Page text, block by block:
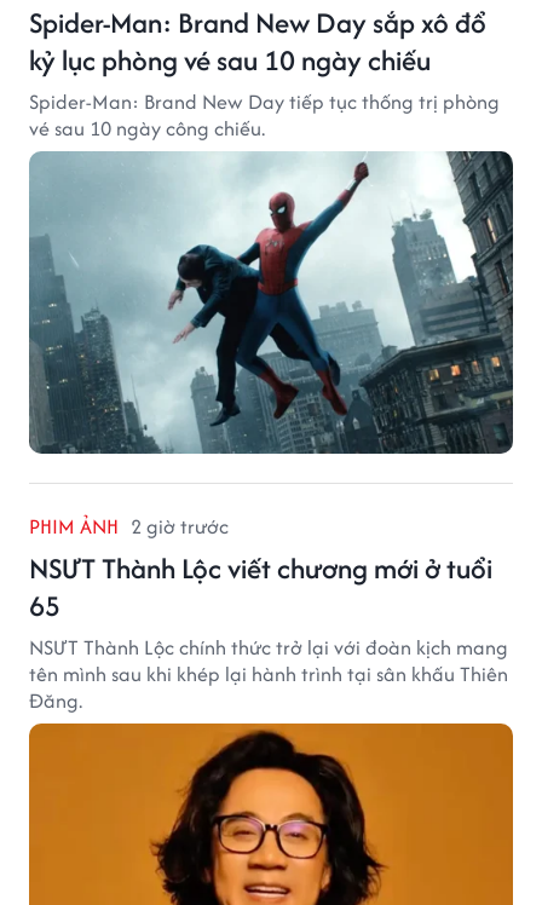
Spider-Man: Brand New Day sắp xô đổ
kỷ lục phòng vé sau 10 ngày chiếu
Spider-Man: Brand New Day tiếp tục thống trị phòng
vé sau 10 ngày công chiếu.
PHIM ẢNH 2 giờ trước
NSƯT Thành Lộc viết chương mới ở tuổi
65
NSƯT Thành Lộc chính thức trở lại với đoàn kịch mang
tên mình sau khi khép lại hành trình tại sân khấu Thiên
Đăng.